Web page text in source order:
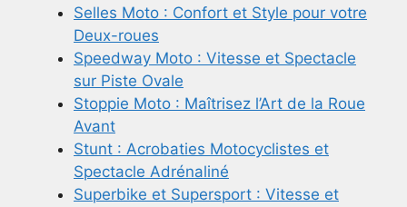
Selles Moto : Confort et Style pour votre
Deux-roues
Speedway Moto : Vitesse et Spectacle
sur Piste Ovale
Stoppie Moto : Maîtrisez l’Art de la Roue
Avant
Stunt : Acrobaties Motocyclistes et
Spectacle Adrénaliné
Superbike et Supersport : Vitesse et